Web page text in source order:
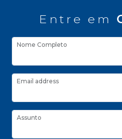
Entre em
Nome Completo
Email address
Assunto